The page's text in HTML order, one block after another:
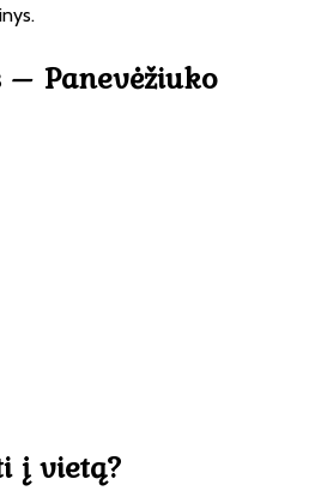
Panevėžiuko
į vietą?